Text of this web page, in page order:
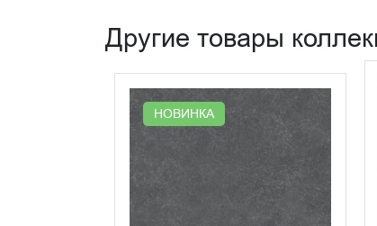
Другие товары
НОВИНКА